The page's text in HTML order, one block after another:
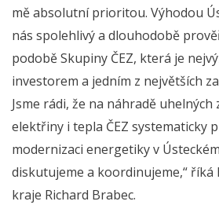
mě absolutní prioritou. Výhodou
nás spolehlivý a dlouhodobě
podobě Skupiny ČEZ, která je
investorem a jedním z největších
Jsme rádi, že na náhradě
elektřiny i tepla ČEZ systematicky
modernizaci energetiky v
diskutujeme a koordinujeme,“ říká
kraje Richard Brabec.